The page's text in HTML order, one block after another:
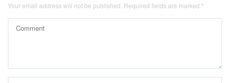
Your email address will not be published. Required fields are marked *